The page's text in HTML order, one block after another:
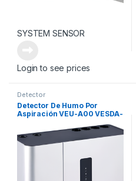
SYSTEM SENSOR
Login to see prices
Detector
Detector De Humo Por
Aspiración VEU-A00 VESDA-